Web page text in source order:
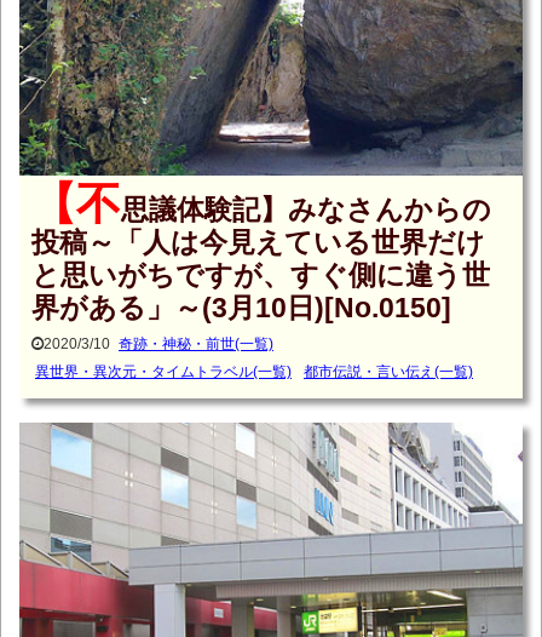
【不思議体験記】みなさんからの
投稿～「人は今見えている世界だけ
と思いがちですが、すぐ側に違う世
界がある」～(3月10日)[No.0150]
2020/3/10 奇跡・神秘・前世(一覧)
異世界・異次元・タイムトラベル(一覧)
都市伝説・言い伝え(一覧)